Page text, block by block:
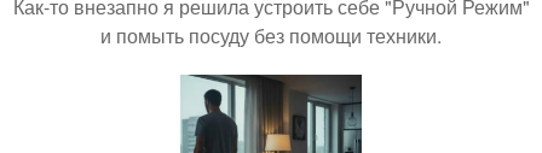
Как-то внезапно я решила устроить себе "Ручной Режим"
и помыть посуду без помощи техники.